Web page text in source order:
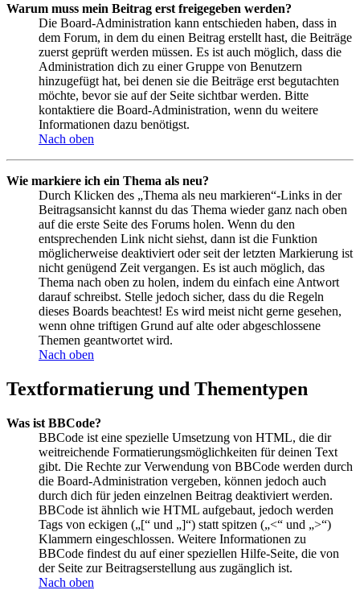
Warum muss mein Beitrag erst freigegeben werden?
Die Board-Administration kann entschieden haben, dass in
dem Forum, in dem du einen Beitrag erstellt hast, die Beiträge
zuerst geprüft werden müssen. Es ist auch möglich, dass die
Administration dich zu einer Gruppe von Benutzern
hinzugefügt hat, bei denen sie die Beiträge erst begutachten
möchte, bevor sie auf der Seite sichtbar werden. Bitte
kontaktiere die Board-Administration, wenn du weitere
Informationen dazu benötigst.
Nach oben
Wie markiere ich ein Thema als neu?
Durch Klicken des „Thema als neu markieren“-Links in der
Beitragsansicht kannst du das Thema wieder ganz nach oben
auf die erste Seite des Forums holen. Wenn du den
entsprechenden Link nicht siehst, dann ist die Funktion
möglicherweise deaktiviert oder seit der letzten Markierung ist
nicht genügend Zeit vergangen. Es ist auch möglich, das
Thema nach oben zu holen, indem du einfach eine Antwort
darauf schreibst. Stelle jedoch sicher, dass du die Regeln
dieses Boards beachtest! Es wird meist nicht gerne gesehen,
wenn ohne triftigen Grund auf alte oder abgeschlossene
Themen geantwortet wird.
Nach oben
Textformatierung und Thementypen
Was ist BBCode?
BBCode ist eine spezielle Umsetzung von HTML, die dir
weitreichende Formatierungsmöglichkeiten für deinen Text
gibt. Die Rechte zur Verwendung von BBCode werden durch
die Board-Administration vergeben, können jedoch auch
durch dich für jeden einzelnen Beitrag deaktiviert werden.
BBCode ist ähnlich wie HTML aufgebaut, jedoch werden
Tags von eckigen („[“ und „]“) statt spitzen („<“ und „>“)
Klammern eingeschlossen. Weitere Informationen zu
BBCode findest du auf einer speziellen Hilfe-Seite, die von
der Seite zur Beitragserstellung aus zugänglich ist.
Nach oben